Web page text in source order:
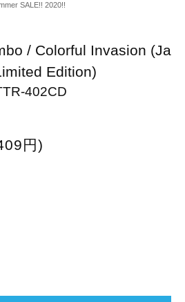
SALE!! 2020!!
/ Colorful Invasion (Ja
Edition)
402CD
円)